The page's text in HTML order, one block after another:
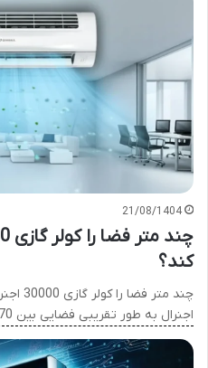
21/08/1404
کند؟
اجنرال به طور تقریبی فضایی بین 70…